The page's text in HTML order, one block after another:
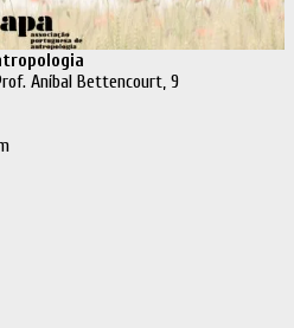
Aníbal Bettencourt, 9